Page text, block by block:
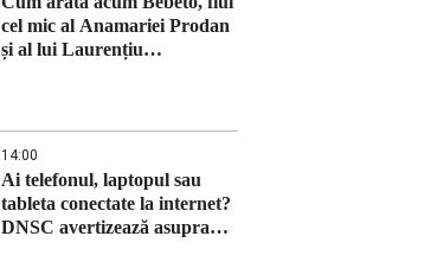
cel mic al Anamariei Prodan
și al lui Laurențiu
14:00
Ai telefonul, laptopul sau
tableta conectate la internet?
DNSC avertizează asupra